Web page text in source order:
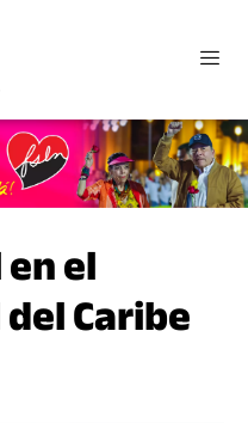
el
Caribe